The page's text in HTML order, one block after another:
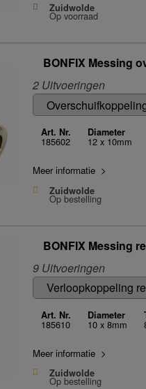
Zuidwolde
Op voorraad
BONFIX Messing
2 Uitvoeringen
Art. Nr.
185602
Diameter
12 x 10mm
Meer informatie >
Zuidwolde
Op bestelling
BONFIX Messing
9 Uitvoeringen
Art. Nr.
185610
Diameter
10 x 8mm
Meer informatie >
Zuidwolde
Op bestelling